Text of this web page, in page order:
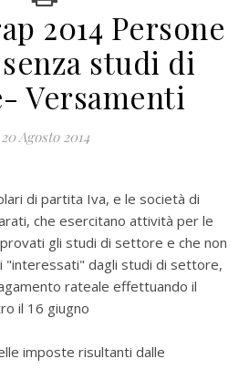
2014 Persone
studi di
Versamenti
20 Agosto 2014
di partita Iva, e le società di
che esercitano attività per le
gli studi di settore e che non
"interessati" dagli studi di settore,
rateale effettuando il
il 16 giugno
imposte risultanti dalle